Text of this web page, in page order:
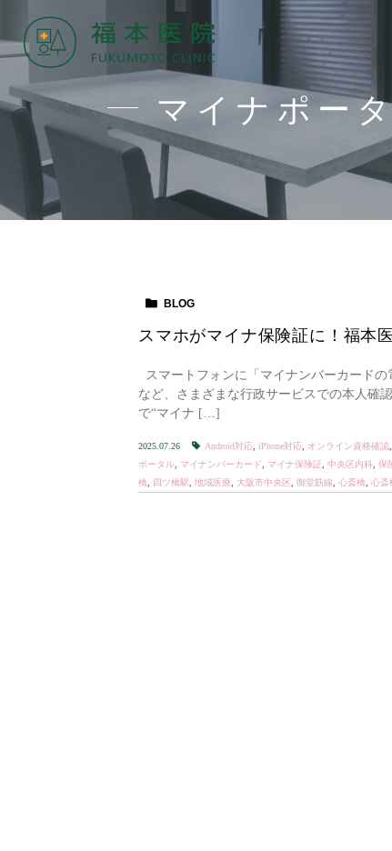
マイナポー
BLOG
スマホがマイナ保険証に！福本
スマートフォンに「マイナンバーカード
など、さまざまな行政サービスでの本人確
で“マイナ […]
2025.07.26 Android対応 iPhone対応 オンライン資格確認
ポータル
マイナンバーカード マイナ保険証 中央区内科 保
橋
四ツ橋駅 地域医療 大阪市中央区 御堂筋線 心斎橋 心斎